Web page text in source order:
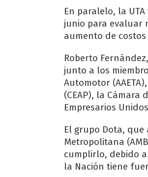
En paralelo, la
junio para evaluar
aumento de
Roberto
junto a los
Automotor
(CEAP), la Cámara
Empresarios
El grupo Dota,
Metropolitana
cumplirlo, debido
la Nación tiene